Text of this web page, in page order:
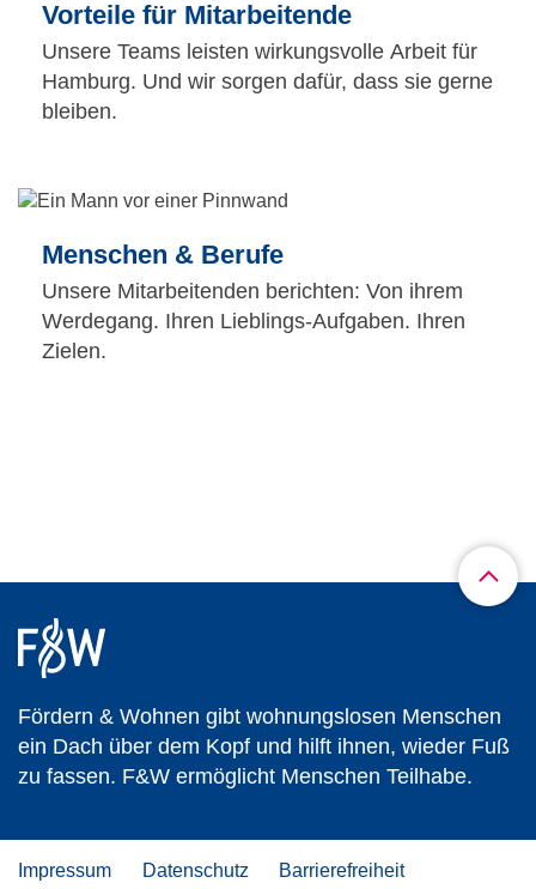
Vorteile für Mitarbeitende
Unsere Teams leisten wirkungsvolle Arbeit für
Hamburg. Und wir sorgen dafür, dass sie gerne
bleiben.
Menschen & Berufe
Unsere Mitarbeitenden berichten: Von ihrem
Werdegang. Ihren Lieblings-Aufgaben. Ihren
Zielen.
Fördern & Wohnen gibt wohnungslosen Menschen
ein Dach über dem Kopf und hilft ihnen, wieder Fuß
zu fassen. F&W ermöglicht Menschen Teilhabe.
Impressum Datenschutz
Barrierefreiheit